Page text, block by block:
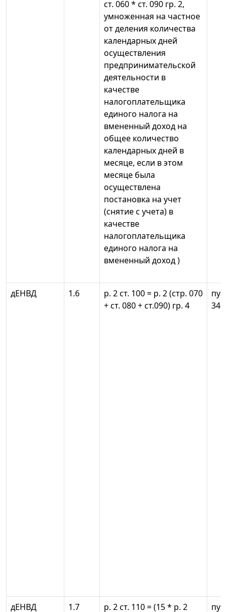
ст. 060 * ст. 090 гр. 2,
умноженная на частное
от деления количества
календарных дней
осуществления
предпринимательской
деятельности в
качестве
налогоплательщика
единого налога на
вмененный доход на
общее количество
календарных дней в
месяце, если в этом
месяце была
осуществлена
постановка на учет
(снятие с учета) в
качестве
налогоплательщика
единого налога на
вмененный доход )
дЕНВД 1.6
р. 2 ст. 100 = р. 2 (стр. 070
+ ст. 080 + ст.090) гр. 4
дЕНВД 1.7
р. 2 ст. 110 = (15 * р. 2